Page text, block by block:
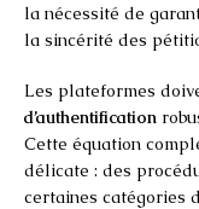
la nécessité de
la sincérité des
Les plateformes
d’authentification
Cette équation
délicate : des
certaines catégories